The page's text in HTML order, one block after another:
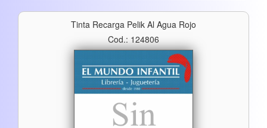
Tinta Recarga Pelik Al Agua Rojo
Cod.: 124806